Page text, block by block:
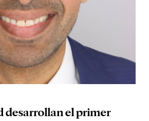
desarrollan el primer